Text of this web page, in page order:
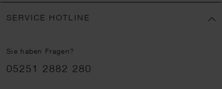
SERVICE HOTLINE
Sie haben Fragen?
Telefonnummer
05251 2882 280